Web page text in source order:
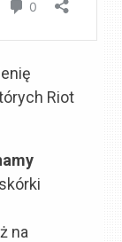
Riot
na